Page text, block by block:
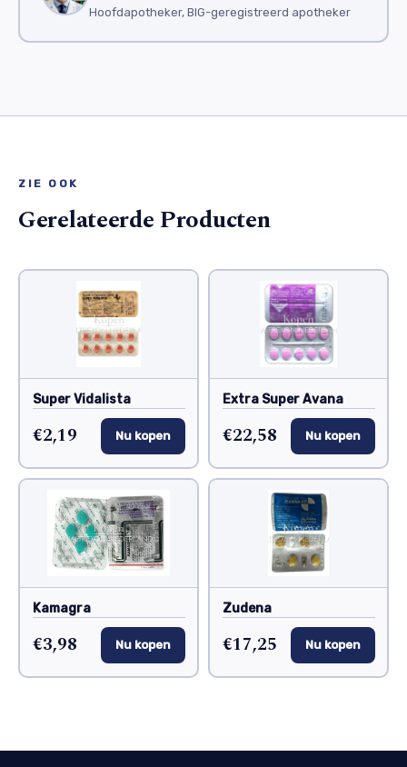
Hoofdapotheker, BIG-geregistreerd apotheker
ZIE OOK
Gerelateerde Producten
Super Vidalista
€2,19 Nu kopen
Extra Super Avana
€22,58 Nu kopen
Kamagra
€3,98 Nu kopen
Zudena
€17,25 Nu kopen